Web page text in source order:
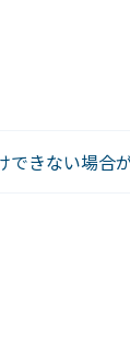
きない場合が